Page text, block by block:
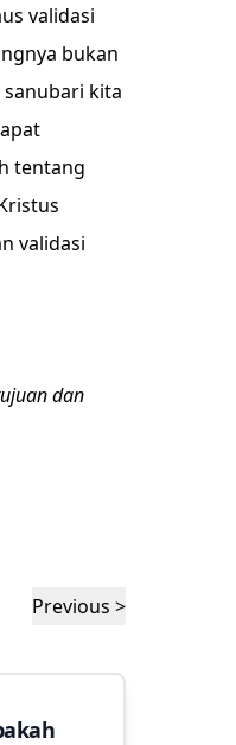
validasi
bukan
kita
tentang
validasi
dan
Previous >